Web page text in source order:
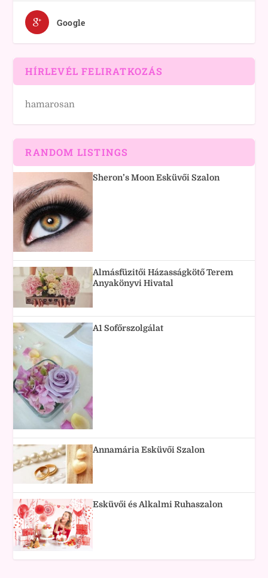
Google
HÍRLEVÉL FELIRATKOZÁS
hamarosan
RANDOM LISTINGS
Sheron’s Moon Esküvői Szalon
Almásfüzitői Házasságkötő Terem
Anyakönyvi Hivatal
A1 Sofőrszolgálat
Annamária Esküvői Szalon
Esküvői és Alkalmi Ruhaszalon